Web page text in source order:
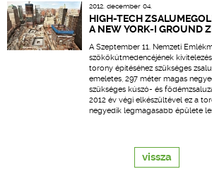
2012. december 04.
HIGH-TECH
A NEW YORK-I GROUND
A Szeptember 11. Nemzeti
szökőkútmedencéjének
torony építéséhez szükséges
emeletes, 297 méter magas
szükséges kúszó- és
2012 év végi elkészültével ez a
negyedik legmagasabb épülete
vissza